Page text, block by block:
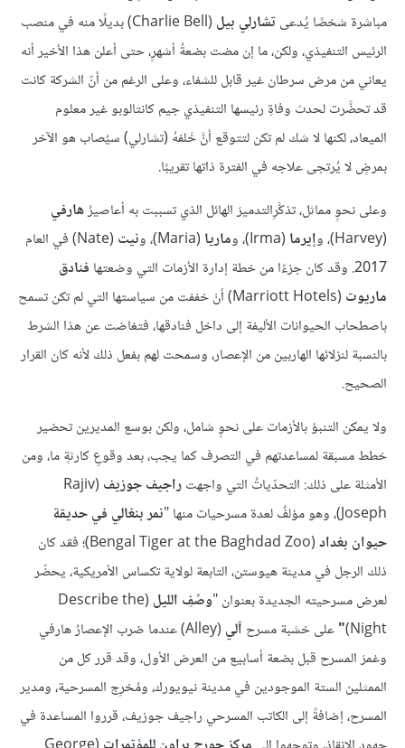
مباشرة شخصًا يُدعى تشارلي بيل
(Charlie Bell) بديلًا منه في منصب
الرئيس التنفيذي، ولكن، ما إن مضت بضعةُ أشهرٍ، حتى أعلن هذا الأخير أنه
يعاني من مرض سرطان غير قابل للشفاء، وعلى الرغم من أنّ الشركة كانت
قد تحضَّرت لحدث وفاةِ رئيسها التنفيذي جيم كانتالوبو غير معلوم
الميعاد، لكنها لا شك لم تكن لتتوقع أنَّ خَلفهُ (تشارلي) سيُصاب هو الآخر
بمرضٍ لا يُرتجى علاجه في الفترة ذاتها تقريبًا.
وعلى نحوٍ مماثل، تذكَّرِالتدميرَ الهائل الذي تسببت به أعاصيرُهارفي
(Harvey)، و
إيرما (Irma)، و ماريا (Maria)، و نيت
(Nate) في العام
2017. وقد كان جزءًا من خطة إدارة الأزمات التي وضعتها
فنادق
ماريوت
(Marriott Hotels) أنْ خففت من سياستها التي لم تكن تسمح
باصطحاب الحيوانات الأليفة إلى داخل فنادقها، فتغاضت عن هذا الشرط
بالنسبة لنزلائها الهاربين من الإعصار، وسمحت لهم بفعل ذلك لأنه كان القرار
الصحيح.
ولا يمكن التنبؤ بالأزمات على نحوٍ شامل، ولكن بوسع المديرين تحضير
خطط مسبقة لمساعدتهم في التصرف كما يجب، بعد وقوعِ كارثةٍ ما، ومن
الأمثلة على ذلك: التحدّياتُ التي واجهتراجيف جوزيف (Rajiv
Joseph)، وهو مؤلفٌ لعدة مسرحيات منها "
نمر بنغالي في حديقة
حيوان بغداد
(Bengal Tiger at the Baghdad Zoo)؛ فقد كان
ذلك الرجل في مدينة هيوستن، التابعة لولاية تكساس الأمريكية، يحضّر
لعرض مسرحيته الجديدة بعنوان "وصِّفِ الليل (Describe the
Night)
"على خشبة مسرح آلي
(Alley) عندما ضرب الإعصارُ هارفي
وغمرَ المسرح قبل بضعة أسابيع من العرض الأول، وقد قرر كل من
الممثلين الستة الموجودين في مدينة نيويورك، ومُخرِج المسرحية، ومدير
المسرح، إضافةً إلى الكاتب المسرحي راجيف جوزيف، قرروا المساعدة في